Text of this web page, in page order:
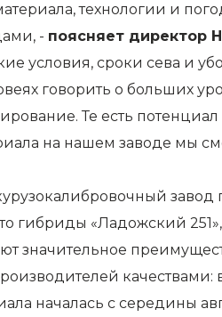
технологии и
- поясняет директор
условия, сроки сева и
говорить о больших
Те есть
на нашем заводе мы
завод
гибриды «Ладожский
значительное
началась с середины